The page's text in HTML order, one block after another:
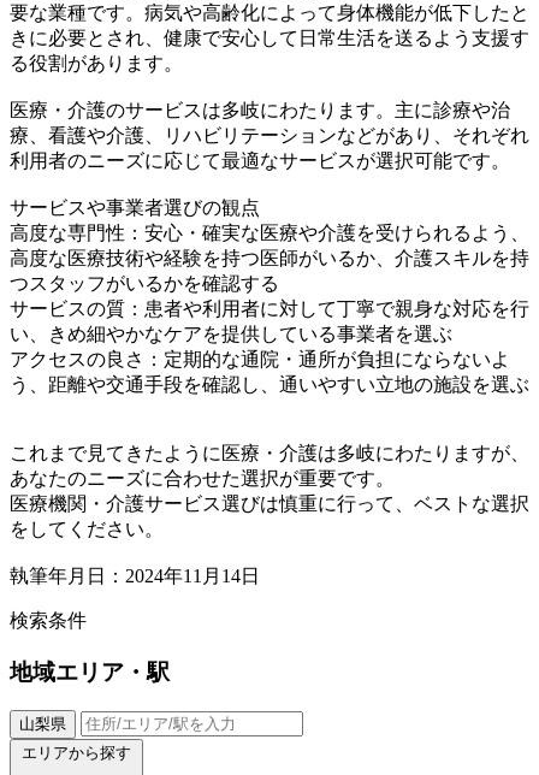
要な業種です。病気や高齢化によって身体機能が低下したと
きに必要とされ、健康で安心して日常生活を送るよう支援す
る役割があります。
医療・介護のサービスは多岐にわたります。主に診療や治
療、看護や介護、リハビリテーションなどがあり、それぞれ
利用者のニーズに応じて最適なサービスが選択可能です。
サービスや事業者選びの観点
高度な専門性：安心・確実な医療や介護を受けられるよう、
高度な医療技術や経験を持つ医師がいるか、介護スキルを持
つスタッフがいるかを確認する
サービスの質：患者や利用者に対して丁寧で親身な対応を行
い、きめ細やかなケアを提供している事業者を選ぶ
アクセスの良さ：定期的な通院・通所が負担にならないよ
う、距離や交通手段を確認し、通いやすい立地の施設を選ぶ
これまで見てきたように医療・介護は多岐にわたりますが、
あなたのニーズに合わせた選択が重要です。
医療機関・介護サービス選びは慎重に行って、ベストな選択
をしてください。
執筆年月日：2024年11月14日
検索条件
地域エリア・駅
山梨県
エリアから探す